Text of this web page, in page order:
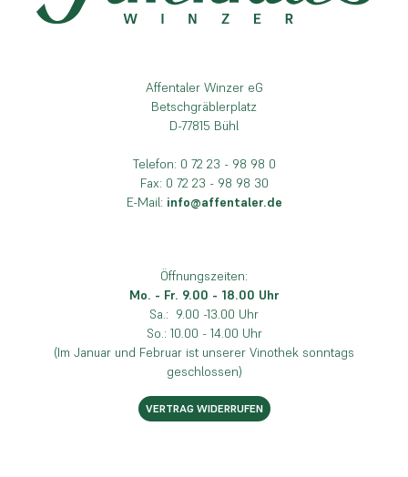
Affentaler Winzer eG
Betschgräblerplatz
D-77815 Bühl
Telefon: 0 72 23 - 98 98 0
Fax: 0 72 23 - 98 98 30
E-Mail: info@affentaler.de
Öffnungszeiten:
Mo. - Fr. 9.00 - 18.00 Uhr
Sa.: 9.00 -13.00 Uhr
So.: 10.00 - 14.00 Uhr
(Im Januar und Februar ist unserer Vinothek sonntags
geschlossen)
VERTRAG WIDERRUFEN